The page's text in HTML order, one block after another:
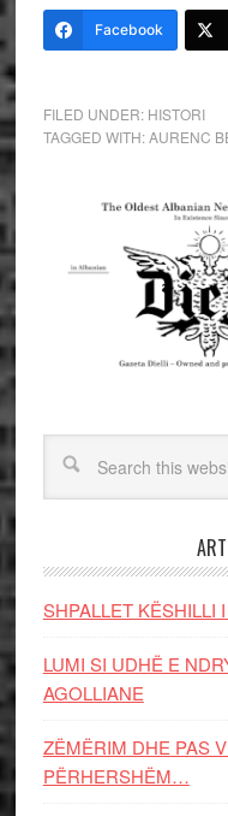
Facebook
FILED UNDER: HISTORI
TAGGED WITH:AURENC
SHPALLET KËSHILLI
LUMI SI UDHË E
AGOLLIANE
ZËMËRIM DHE PAS
PËRHERSHËM…